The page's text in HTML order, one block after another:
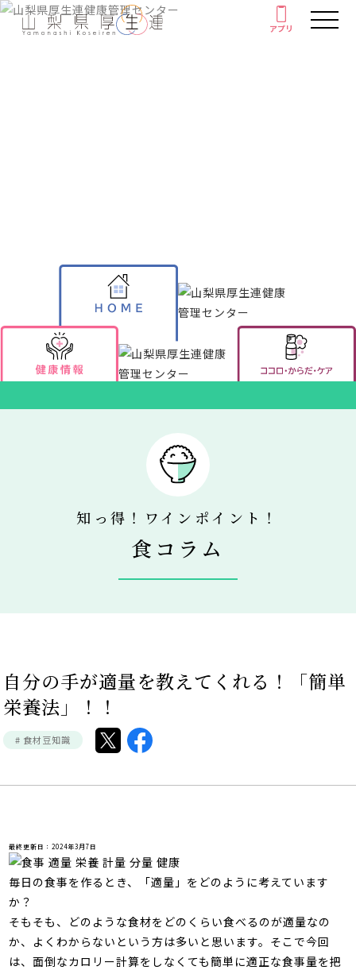
アプリ
アプリ
厚生連について
人間ドック 最新空き情報
館内3Dマップ
知っ得！ワインポイント！
食コラム
自分の手が適量を教えてくれる！「簡単
栄養法」！！
# 食材豆知識
最終更新日：2024年3月7日
毎日の食事を作るとき、「適量」をどのように考えています
か？
そもそも、どのような食材をどのくらい食べるのが適量なの
か、よくわからないという方は多いと思います。そこで今回
は、面倒なカロリー計算をしなくても簡単に適正な食事量を把